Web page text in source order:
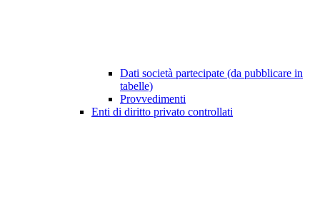
Dati società partecipate (da pubblicare in
tabelle)
Provvedimenti
Enti di diritto privato controllati